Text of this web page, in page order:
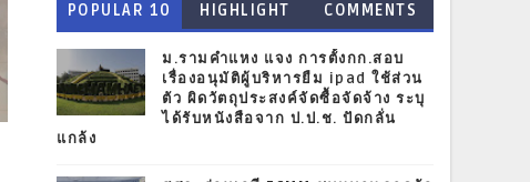
POPULAR 10
HIGHLIGHT
COMMENTS
ม.รามคำแหง แจง การตั้งกก.สอบ
เรื่องอนุมัติผู้บริหารยืม ipad ใช้ส่วน
ตัว ผิดวัตถุประสงค์จัดซื้อจัดจ้าง ระบุ
ได้รับหนังสือจาก ป.ป.ช. ปัดกลั่น
แกล้ง